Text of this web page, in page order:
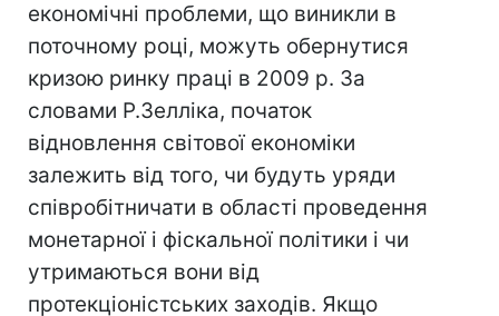
економічні проблеми, що виникли в
поточному році, можуть обернутися
кризою ринку праці в 2009 р. За
словами Р.Зелліка, початок
відновлення світової економіки
залежить від того, чи будуть уряди
співробітничати в області проведення
монетарної і фіскальної політики і чи
утримаються вони від
протекціоністських заходів. Якщо